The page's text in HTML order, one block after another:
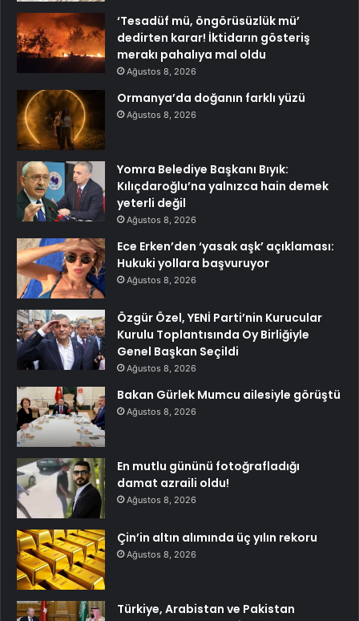
‘Tesadüf mü, öngörüsüzlük mü’
dedirten karar! İktidarın gösteriş
merakı pahalıya mal oldu
Ağustos 8, 2026
Ormanya’da doğanın farklı yüzü
Ağustos 8, 2026
Yomra Belediye Başkanı Bıyık:
Kılıçdaroğlu’na yalnızca hain demek
yeterli değil
Ağustos 8, 2026
Ece Erken’den ‘yasak aşk’ açıklaması:
Hukuki yollara başvuruyor
Ağustos 8, 2026
Özgür Özel, YENİ Parti’nin Kurucular
Kurulu Toplantısında Oy Birliğiyle
Genel Başkan Seçildi
Ağustos 8, 2026
Bakan Gürlek Mumcu ailesiyle görüştü
Ağustos 8, 2026
En mutlu gününü fotoğrafladığı
damat azraili oldu!
Ağustos 8, 2026
Çin’in altın alımında üç yılın rekoru
Ağustos 8, 2026
Türkiye, Arabistan ve Pakistan